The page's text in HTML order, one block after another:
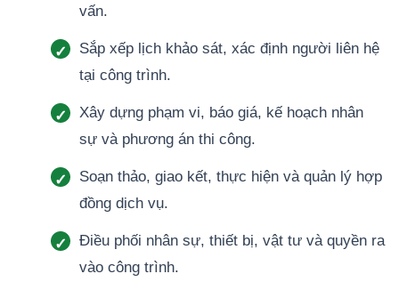
vấn.
Sắp xếp lịch khảo sát, xác định người liên hệ
tại công trình.
Xây dựng phạm vi, báo giá, kế hoạch nhân
sự và phương án thi công.
Soạn thảo, giao kết, thực hiện và quản lý hợp
đồng dịch vụ.
Điều phối nhân sự, thiết bị, vật tư và quyền ra
vào công trình.